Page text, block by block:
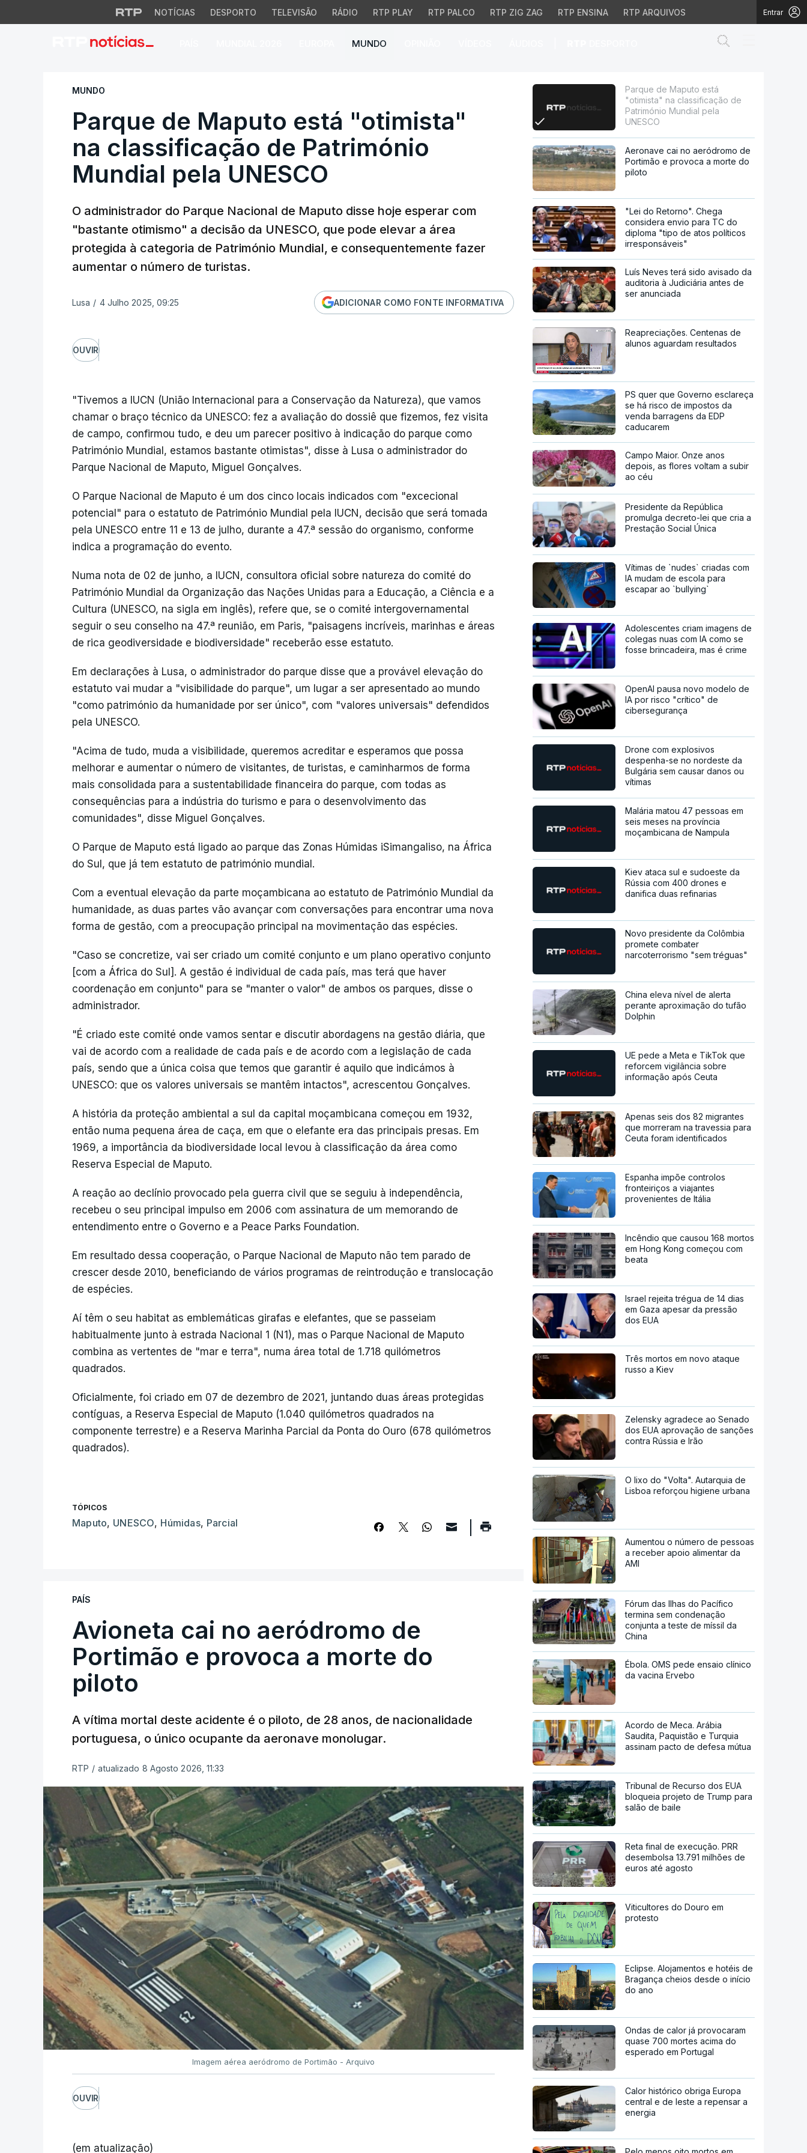
NOTÍCIAS DESPORTO TELEVISÃO RÁDIO RTP PLAY RTP PALCO RTP ZIG ZAG RTP ENSINA RTP ARQUIVOS Entrar
MUNDO
Parque de Maputo está "otimista" na classificação de Património
MUNDO
Parque de Maputo está "otimista"
na classificação de Património
Mundial pela UNESCO
O administrador do Parque Nacional de Maputo disse hoje esperar com
"bastante otimismo" a decisão da UNESCO, que pode elevar a área
protegida à categoria de Património Mundial, e consequentemente fazer
aumentar o número de turistas.
Lusa / 4 Julho 2025, 09:25 ADICIONAR COMO FONTE INFORMATIVA
OUVIR
"Tivemos a IUCN (União Internacional para a Conservação da Natureza), que vamos
chamar o braço técnico da UNESCO: fez a avaliação do dossiê que fizemos, fez visita
de campo, confirmou tudo, e deu um parecer positivo à indicação do parque como
Património Mundial, estamos bastante otimistas", disse à Lusa o administrador do
Parque Nacional de Maputo, Miguel Gonçalves.
O Parque Nacional de Maputo é um dos cinco locais indicados com "excecional
potencial" para o estatuto de Património Mundial pela IUCN, decisão que será tomada
pela UNESCO entre 11 e 13 de julho, durante a 47.ª sessão do organismo, conforme
indica a programação do evento.
Numa nota de 02 de junho, a IUCN, consultora oficial sobre natureza do comité do
Património Mundial da Organização das Nações Unidas para a Educação, a Ciência e a
Cultura (UNESCO, na sigla em inglês), refere que, se o comité intergovernamental
seguir o seu conselho na 47.ª reunião, em Paris, "paisagens incríveis, marinhas e áreas
de rica geodiversidade e biodiversidade" receberão esse estatuto.
Em declarações à Lusa, o administrador do parque disse que a provável elevação do
estatuto vai mudar a "visibilidade do parque", um lugar a ser apresentado ao mundo
"como património da humanidade por ser único", com "valores universais" defendidos
pela UNESCO.
"Acima de tudo, muda a visibilidade, queremos acreditar e esperamos que possa
melhorar e aumentar o número de visitantes, de turistas, e caminharmos de forma
mais consolidada para a sustentabilidade financeira do parque, com todas as
consequências para a indústria do turismo e para o desenvolvimento das
comunidades", disse Miguel Gonçalves.
O Parque de Maputo está ligado ao parque das Zonas Húmidas iSimangaliso, na África
do Sul, que já tem estatuto de património mundial.
Com a eventual elevação da parte moçambicana ao estatuto de Património Mundial da
humanidade, as duas partes vão avançar com conversações para encontrar uma nova
forma de gestão, com a preocupação principal na movimentação das espécies.
"Caso se concretize, vai ser criado um comité conjunto e um plano operativo conjunto
[com a África do Sul]. A gestão é individual de cada país, mas terá que haver
coordenação em conjunto" para se "manter o valor" de ambos os parques, disse o
administrador.
"É criado este comité onde vamos sentar e discutir abordagens na gestão diária, que
vai de acordo com a realidade de cada país e de acordo com a legislação de cada
país, sendo que a única coisa que temos que garantir é aquilo que indicámos à
UNESCO: que os valores universais se mantêm intactos", acrescentou Gonçalves.
A história da proteção ambiental a sul da capital moçambicana começou em 1932,
então numa pequena área de caça, em que o elefante era das principais presas. Em
1969, a importância da biodiversidade local levou à classificação da área como
Reserva Especial de Maputo.
A reação ao declínio provocado pela guerra civil que se seguiu à independência,
recebeu o seu principal impulso em 2006 com assinatura de um memorando de
entendimento entre o Governo e a Peace Parks Foundation.
Em resultado dessa cooperação, o Parque Nacional de Maputo não tem parado de
crescer desde 2010, beneficiando de vários programas de reintrodução e translocação
de espécies.
Aí têm o seu habitat as emblemáticas girafas e elefantes, que se passeiam
habitualmente junto à estrada Nacional 1 (N1), mas o Parque Nacional de Maputo
combina as vertentes de "mar e terra", numa área total de 1.718 quilómetros
quadrados.
Oficialmente, foi criado em 07 de dezembro de 2021, juntando duas áreas protegidas
contíguas, a Reserva Especial de Maputo (1.040 quilómetros quadrados na
componente terrestre) e a Reserva Marinha Parcial da Ponta do Ouro (678 quilómetros
quadrados).
TÓPICOS
Maputo, UNESCO, Húmidas, Parcial
PAÍS
Avioneta cai no aeródromo de
Portimão e provoca a morte do
piloto
A vítima mortal deste acidente é o piloto, de 28 anos, de nacionalidade
portuguesa, o único ocupante da aeronave monolugar.
RTP / atualizado 8 Agosto 2026, 11:33
Imagem aérea aeródromo de Portimão - Arquivo
OUVIR
(em atualização)
Parque de Maputo está
"otimista" na classificação de
Património Mundial pela
UNESCO
Aeronave cai no aeródromo de
Portimão e provoca a morte do
piloto
"Lei do Retorno". Chega
considera envio para TC do
diploma "tipo de atos políticos
irresponsáveis"
Luís Neves terá sido avisado da
auditoria à Judiciária antes de
ser anunciada
Reapreciações. Centenas de
alunos aguardam resultados
PS quer que Governo esclareça
se há risco de impostos da
venda barragens da EDP
caducarem
Campo Maior. Onze anos
depois, as flores voltam a subir
ao céu
Presidente da República
promulga decreto-lei que cria a
Prestação Social Única
Vítimas de `nudes` criadas com
IA mudam de escola para
escapar ao `bullying`
Adolescentes criam imagens de
colegas nuas com IA como se
fosse brincadeira, mas é crime
OpenAI pausa novo modelo de
IA por risco "crítico" de
cibersegurança
Drone com explosivos
despenha-se no nordeste da
Bulgária sem causar danos ou
vítimas
Malária matou 47 pessoas em
seis meses na província
moçambicana de Nampula
Kiev ataca sul e sudoeste da
Rússia com 400 drones e
danifica duas refinarias
Novo presidente da Colômbia
promete combater
narcoterrorismo "sem tréguas"
China eleva nível de alerta
perante aproximação do tufão
Dolphin
UE pede a Meta e TikTok que
reforcem vigilância sobre
informação após Ceuta
Apenas seis dos 82 migrantes
que morreram na travessia para
Ceuta foram identificados
Espanha impõe controlos
fronteiriços a viajantes
provenientes de Itália
Incêndio que causou 168 mortos
em Hong Kong começou com
beata
Israel rejeita trégua de 14 dias
em Gaza apesar da pressão
dos EUA
Três mortos em novo ataque
russo a Kiev
Zelensky agradece ao Senado
dos EUA aprovação de sanções
contra Rússia e Irão
O lixo do "Volta". Autarquia de
Lisboa reforçou higiene urbana
Aumentou o número de pessoas
a receber apoio alimentar da
AMI
Fórum das Ilhas do Pacífico
termina sem condenação
conjunta a teste de míssil da
China
Ébola. OMS pede ensaio clínico
da vacina Ervebo
Acordo de Meca. Arábia
Saudita, Paquistão e Turquia
assinam pacto de defesa mútua
Tribunal de Recurso dos EUA
bloqueia projeto de Trump para
salão de baile
Reta final de execução. PRR
desembolsa 13.791 milhões de
euros até agosto
Viticultores do Douro em
protesto
Eclipse. Alojamentos e hotéis de
Bragança cheios desde o início
do ano
Ondas de calor já provocaram
quase 700 mortes acima do
esperado em Portugal
Calor histórico obriga Europa
central e de leste a repensar a
energia